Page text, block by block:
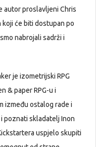
autor proslavljeni Chris
koji će biti dostupan po
nabrojali sadrži i
je izometrijski RPG
& paper RPG-u i
između ostalog rade i
poznati skladatelj Inon
uspjelo skupiti